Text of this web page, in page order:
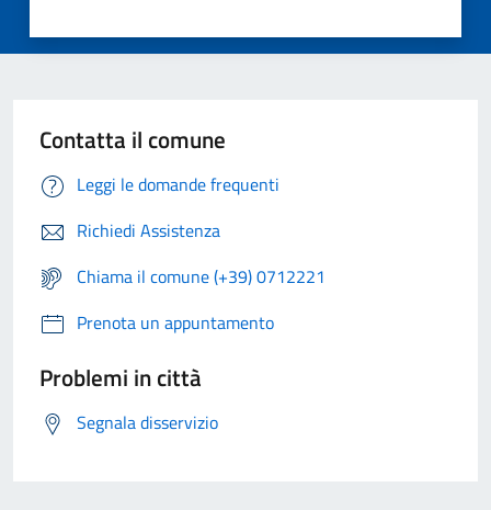
Contatta il comune
Leggi le domande frequenti
Richiedi Assistenza
Chiama il comune (+39) 0712221
Prenota un appuntamento
Problemi in città
Segnala disservizio